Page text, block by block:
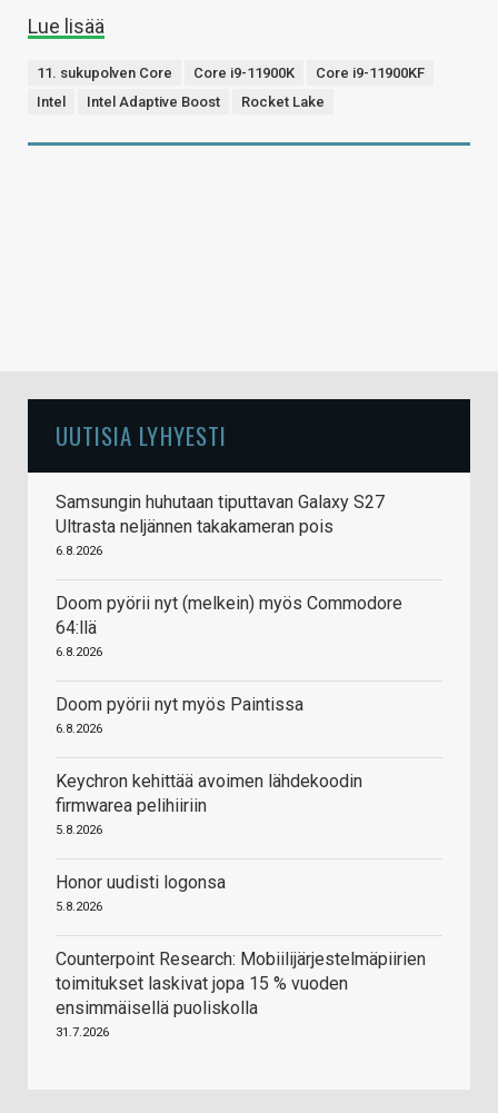
Lue lisää
11. sukupolven Core Core i9-11900K
Core i9-11900KF
Intel
Intel Adaptive Boost Rocket Lake
UUTISIA LYHYESTI
Samsungin huhutaan tiputtavan Galaxy S27
Ultrasta neljännen takakameran pois
6.8.2026
Doom pyörii nyt (melkein) myös Commodore
64:llä
6.8.2026
Doom pyörii nyt myös Paintissa
6.8.2026
Keychron kehittää avoimen lähdekoodin
firmwarea pelihiiriin
5.8.2026
Honor uudisti logonsa
5.8.2026
Counterpoint Research: Mobiilijärjestelmäpiirien
toimitukset laskivat jopa 15 % vuoden
ensimmäisellä puoliskolla
31.7.2026